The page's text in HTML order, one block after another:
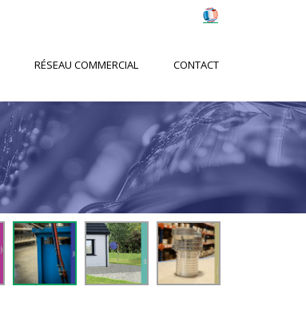
RÉSEAU COMMERCIAL CONTACT